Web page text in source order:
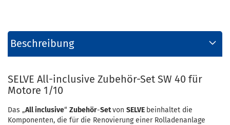
Beschreibung
SELVE All-inclusive Zubehör-Set SW 40 für
Motore 1/10
Das „All inclusive“ Zubehör-Setvon SELVE beinhaltet die
Komponenten, die für die Renovierung einer Rolladenanlage